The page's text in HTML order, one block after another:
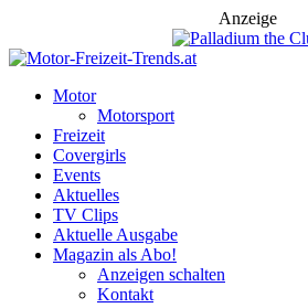
Anzeige
Motor
Motorsport
Freizeit
Covergirls
Events
Aktuelles
TV Clips
Aktuelle Ausgabe
Magazin als Abo!
Anzeigen schalten
Kontakt